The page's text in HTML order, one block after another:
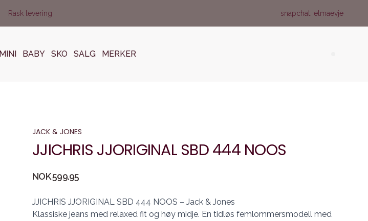
Rask levering snapchat: elmaevje
MINI BABY SKO SALG MERKER
JACK & JONES
JJICHRIS JJORIGINAL SBD 444 NOOS
Produktdetaljer
NOK 599.95
Description
JJICHRIS JJORIGINAL SBD 444 NOOS – Jack & Jones
Klassiske jeans med relaxed fit og høy midje. En tidløs femlommersmodell med